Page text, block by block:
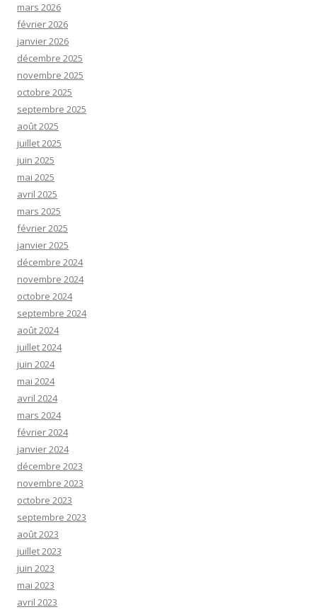
mars 2026
février 2026
janvier 2026
décembre 2025
novembre 2025
octobre 2025
septembre 2025
août 2025
juillet 2025
juin 2025
mai 2025
avril 2025
mars 2025
février 2025
janvier 2025
décembre 2024
novembre 2024
octobre 2024
septembre 2024
août 2024
juillet 2024
juin 2024
mai 2024
avril 2024
mars 2024
février 2024
janvier 2024
décembre 2023
novembre 2023
octobre 2023
septembre 2023
août 2023
juillet 2023
juin 2023
mai 2023
avril 2023